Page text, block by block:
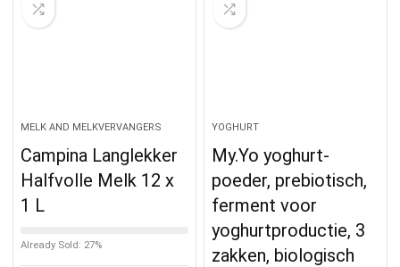
MELK AND MELKVERVANGERS
Campina Langlekker
Halfvolle Melk 12 x
1 L
Already Sold: 27%
YOGHURT
My.Yo yoghurt-
poeder, prebiotisch,
ferment voor
yoghurtproductie, 3
zakken, biologisch